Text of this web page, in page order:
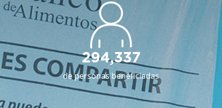
294,337
de personas beneficiadas